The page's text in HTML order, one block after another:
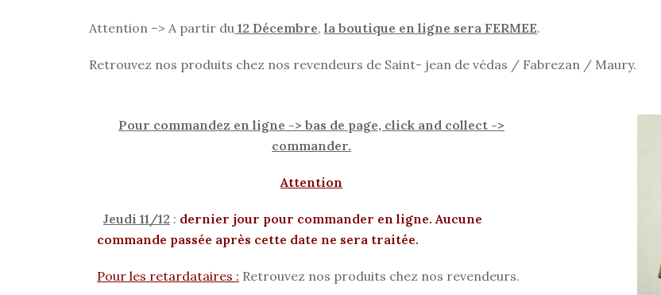
Attention –> A partir du 12 Décembre, la boutique en ligne sera FERMEE.
Retrouvez nos produits chez nos revendeurs de Saint- jean de védas / Fabrezan / Maury.
Pour commandez en ligne -> bas de page, click and collect ->
commander.
Attention
Jeudi 11/12 : dernier jour pour commander en ligne. Aucune
commande passée après cette date ne sera traitée.
Pour les retardataires : Retrouvez nos produits chez nos revendeurs.